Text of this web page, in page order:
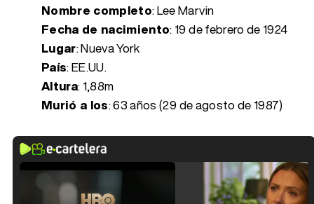
Nombre completo: Lee Marvin
Fecha de nacimiento: 19 de febrero de 1924
Lugar: Nueva York
País: EE.UU.
Altura: 1,88m
Murió a los:63 años (29 de agosto de 1987)